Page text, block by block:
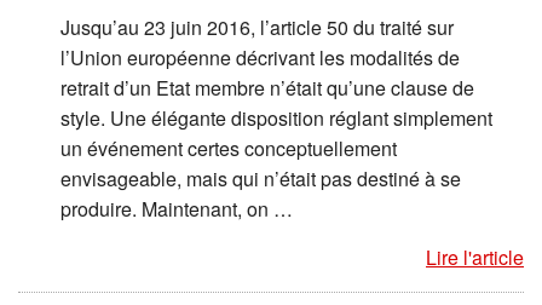
Jusqu’au 23 juin 2016, l’article 50 du traité sur
l’Union européenne décrivant les modalités de
retrait d’un Etat membre n’était qu’une clause de
style. Une élégante disposition réglant simplement
un événement certes conceptuellement
envisageable, mais qui n’était pas destiné à se
produire. Maintenant, on …
Lire l'article